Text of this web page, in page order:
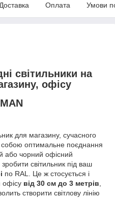
Доставка Оплата Умови
світильники на
офісу
для магазину, сучасного
собою оптимальне поєднання
або чорний офісний
світильник під ваш
по RAL. Це ж стосується і
офісу від 30 см до 3 метрів
створити світлову лінію